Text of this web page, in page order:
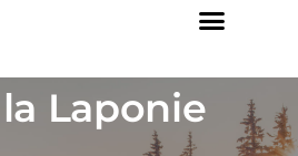
Laponie